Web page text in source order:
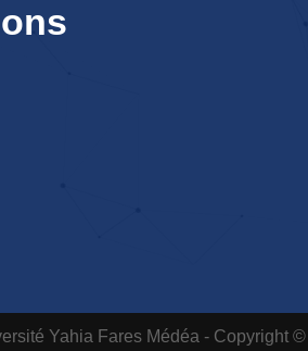
Yahia Fares Médéa - Copyright